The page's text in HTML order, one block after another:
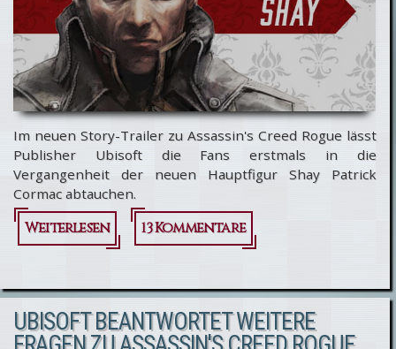
Im neuen Story-Trailer zu Assassin's Creed Rogue lässt
Publisher Ubisoft die Fans erstmals in die
Vergangenheit der neuen Hauptfigur Shay Patrick
Cormac abtauchen.
Weiterlesen
über
Creed
Rogue:
13 Kommentare
UBISOFT BEANTWORTET WEITERE